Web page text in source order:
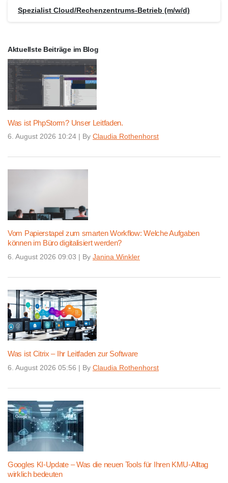
Spezialist Cloud/Rechenzentrums-Betrieb (m/w/d)
Aktuellste Beiträge im Blog
Was ist PhpStorm? Unser Leitfaden.
6. August 2026 10:24 | By Claudia Rothenhorst
Vom Papierstapel zum smarten Workflow: Welche Aufgaben
können im Büro digitalisiert werden?
6. August 2026 09:03 | By Janina Winkler
Was ist Citrix – Ihr Leitfaden zur Software
6. August 2026 05:56 | By Claudia Rothenhorst
Googles KI-Update – Was die neuen Tools für Ihren KMU-Alltag
wirklich bedeuten